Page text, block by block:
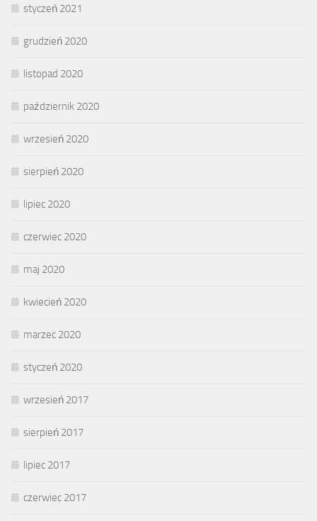
styczeń 2021
grudzień 2020
listopad 2020
październik 2020
wrzesień 2020
sierpień 2020
lipiec 2020
czerwiec 2020
maj 2020
kwiecień 2020
marzec 2020
styczeń 2020
wrzesień 2017
sierpień 2017
lipiec 2017
czerwiec 2017